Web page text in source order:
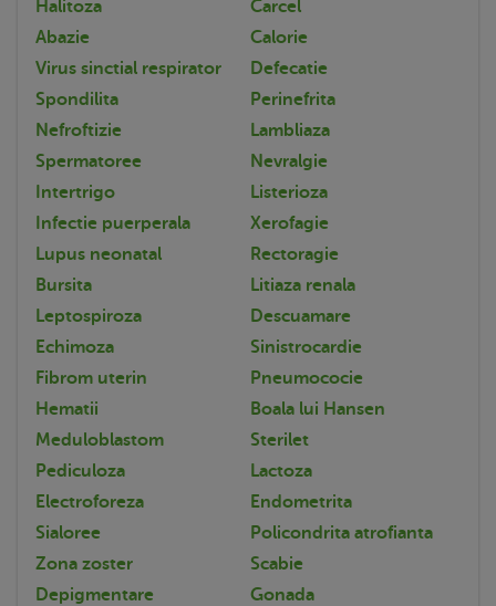
Halitoza
Carcel
Abazie
Calorie
Virus sinctial respirator
Defecatie
Spondilita
Perinefrita
Nefroftizie
Lambliaza
Spermatoree
Nevralgie
Intertrigo
Listerioza
Infectie puerperala
Xerofagie
Lupus neonatal
Rectoragie
Bursita
Litiaza renala
Leptospiroza
Descuamare
Echimoza
Sinistrocardie
Fibrom uterin
Pneumococie
Hematii
Boala lui Hansen
Meduloblastom
Sterilet
Pediculoza
Lactoza
Electroforeza
Endometrita
Sialoree
Policondrita atrofianta
Zona zoster
Scabie
Depigmentare
Gonada